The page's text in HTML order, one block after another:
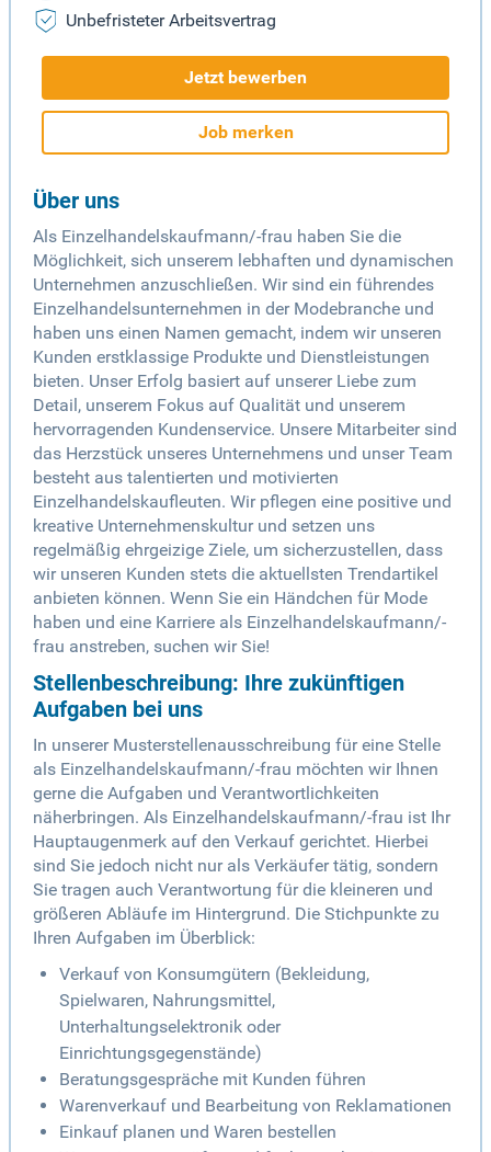
Unbefristeter Arbeitsvertrag
Jetzt bewerben
Job merken
Über uns
Als Einzelhandelskaufmann/-frau haben Sie die
Möglichkeit, sich unserem lebhaften und dynamischen
Unternehmen anzuschließen. Wir sind ein führendes
Einzelhandelsunternehmen in der Modebranche und
haben uns einen Namen gemacht, indem wir unseren
Kunden erstklassige Produkte und Dienstleistungen
bieten. Unser Erfolg basiert auf unserer Liebe zum
Detail, unserem Fokus auf Qualität und unserem
hervorragenden Kundenservice. Unsere Mitarbeiter sind
das Herzstück unseres Unternehmens und unser Team
besteht aus talentierten und motivierten
Einzelhandelskaufleuten. Wir pflegen eine positive und
kreative Unternehmenskultur und setzen uns
regelmäßig ehrgeizige Ziele, um sicherzustellen, dass
wir unseren Kunden stets die aktuellsten Trendartikel
anbieten können. Wenn Sie ein Händchen für Mode
haben und eine Karriere als Einzelhandelskaufmann/-
frau anstreben, suchen wir Sie!
Stellenbeschreibung: Ihre zukünftigen
Aufgaben bei uns
In unserer Musterstellenausschreibung für eine Stelle
als Einzelhandelskaufmann/-frau möchten wir Ihnen
gerne die Aufgaben und Verantwortlichkeiten
näherbringen. Als Einzelhandelskaufmann/-frau ist Ihr
Hauptaugenmerk auf den Verkauf gerichtet. Hierbei
sind Sie jedoch nicht nur als Verkäufer tätig, sondern
Sie tragen auch Verantwortung für die kleineren und
größeren Abläufe im Hintergrund. Die Stichpunkte zu
Ihren Aufgaben im Überblick:
Verkauf von Konsumgütern (Bekleidung,
Spielwaren, Nahrungsmittel,
Unterhaltungselektronik oder
Einrichtungsgegenstände)
Beratungsgespräche mit Kunden führen
Warenverkauf und Bearbeitung von Reklamationen
Einkauf planen und Waren bestellen